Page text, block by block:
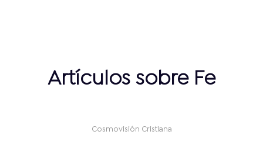
Artículos sobre Fe
Cosmovisión Cristiana